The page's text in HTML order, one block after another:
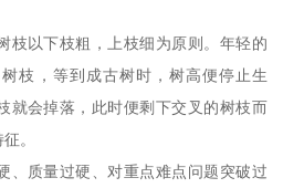
枝以下枝粗，上枝细为原则。年轻的
枝，等到成古树时，树高便停止生
就会掉落，此时便剩下交叉的树枝而
。
、质量过硬、对重点难点问题突破过